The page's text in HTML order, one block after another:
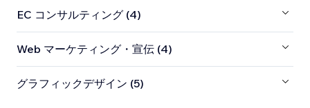
EC コンサルティング (4)
Web マーケティング・宣伝 (4)
グラフィックデザイン (5)